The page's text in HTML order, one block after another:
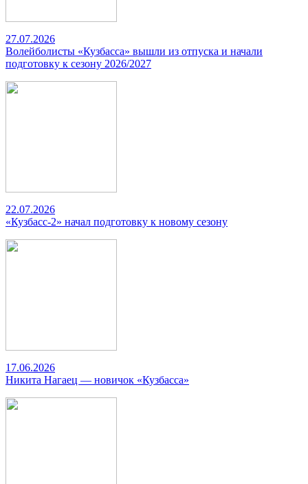
27.07.2026
Волейболисты «Кузбасса» вышли из отпуска и начали
подготовку к сезону 2026/2027
22.07.2026
«Кузбасс-2» начал подготовку к новому сезону
17.06.2026
Никита Нагаец — новичок «Кузбасса»